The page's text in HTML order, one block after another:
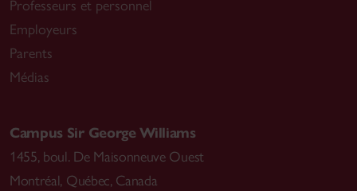
Professeurs et personnel
Employeurs
Parents
Médias
Campus Sir George Williams
1455, boul. De Maisonneuve Ouest
Montréal, Québec, Canada